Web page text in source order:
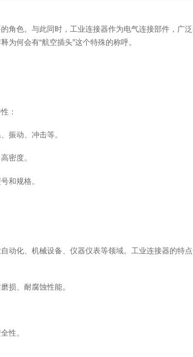
角色。与此同时，工业连接器作为电气连接部件，广
为何会有“航空插头”这个特殊的称呼。
：
振动、冲击等。
密度。
和规格。
动化、机械设备、仪器仪表等领域。工业连接器的特
损、耐腐蚀性能。
性。